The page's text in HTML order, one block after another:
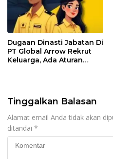
Dugaan Dinasti Jabatan Di
PT Global Arrow Rekrut
Keluarga, Ada Aturan
Tinggalkan Balasan
Alamat email Anda tidak akan
ditandai *